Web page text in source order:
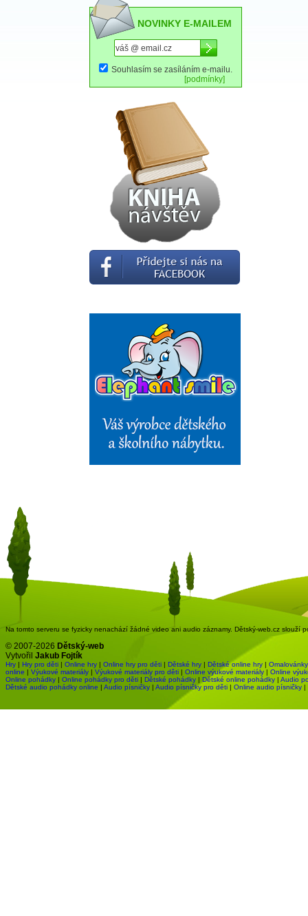
NOVINKY E-MAILEM
Souhlasím se zasíláním e-mailu.
[podmínky]
Na tomto serveru se fyzicky nenachází žádné video ani audio záznamy. Dětský-web.cz slouží
© 2007-2026 Dětský-web
Vytvořil Jakub Fojtík
Hry | Hry pro děti | Online hry | Online hry pro děti | Dětské hry | Dětské online hry | Omalovánky
online | Výukové materiály | Výukové materiály pro děti | Online výukové materiály | Online
Online pohádky | Online pohádky pro děti | Dětské pohádky | Dětské online pohádky | Audio
Dětské audio pohádky online | Audio písničky | Audio písničky pro děti | Online audio písničky |